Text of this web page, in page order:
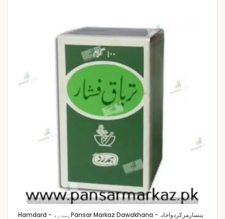
Hamdard - ہمدرد Pansar Markaz Dawakhana -پنسارمرکزدواخانہ